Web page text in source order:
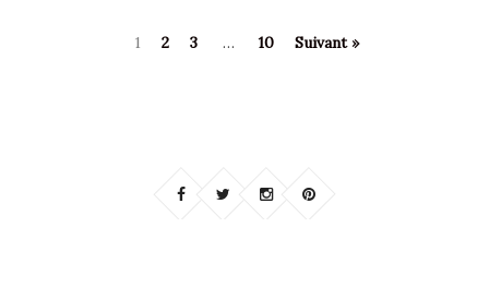
1 2 3 … 10 Suivant »